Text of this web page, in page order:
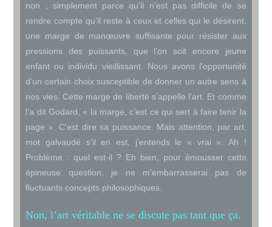
non ; simplement parce qu’il n’est pas difficile de se
rendre compte qu’il reste à ceux et celles qui le désirent,
une marge de manœuvre suffisante pour résister aux
pressions des puissants, que l’on soit encore jeune
enfant ou individu vieillissant. Nous avons l’opportunité
d’un certain choix susceptible de donner un autre sens à
nos vies. Cette marge de liberté s’appelle l’art. Et comme
l’a dit Godard, « la marge, c’est ce qui sert à faire tenir la
page ». C’est dire sa puissance. Mais attention, par art,
mot galvaudé s’il en est, j’entends le « vrai ». Ah !
Problème : quel est-il ? Eh bien, pour émousser cette
épineuse question, je ne m’embarrasserai pas de
fluctuants concepts philosophiques.
Non, l’art véritable ne se discute pas tant que ça.